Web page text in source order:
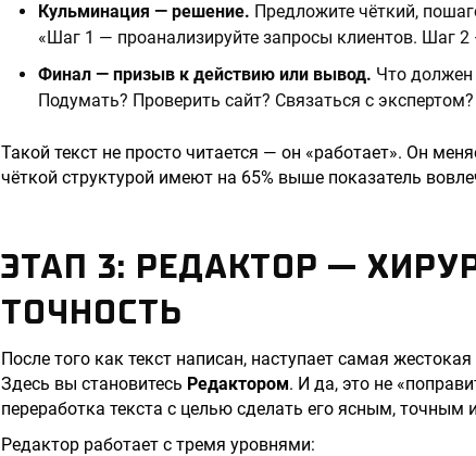
Кульминация — решение. Предложите чёткий,
«Шаг 1 — проанализируйте запросы клиентов. Шаг 2
Финал — призыв к действию или вывод. Что должен
Подумать? Проверить сайт? Связаться с экспертом?
Такой текст не просто читается — он «работает». Он
чёткой структурой имеют на 65% выше показатель
ЭТАП 3: РЕДАКТОР —
ТОЧНОСТЬ
После того как текст написан, наступает самая
Здесь вы становитесь Редактором. И да, это не
переработка текста с целью сделать его ясным, точным
Редактор работает с тремя уровнями: